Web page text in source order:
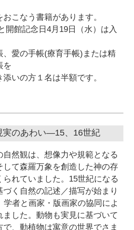
こなう書籍があります。
開館記念日4月19日（水）は入
愛の手帳(療育手帳)または精
を
いの方１名は半額です。
のあわい―15、16世紀
然観は、想像力や規範となる
して森羅万象を創造した神の存
れていました。15世紀になる
づく自然の記述／描写が始まり
学者と画家・版画家の協同によ
ました。動物も実見に基づいて
、動植物は寓意の世界でさま